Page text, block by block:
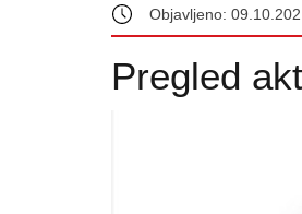
Objavljeno:
Pregled